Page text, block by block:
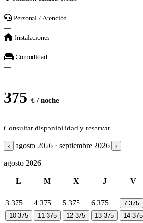
—
Personal / Atención
—
Instalaciones
—
Comodidad
—
375 € / noche
Consultar disponibilidad y reservar
‹ agosto 2026 · septiembre 2026 ›
agosto 2026
L M X J V
3 375 4 375 5 375 6 375 7 375
10 375 11 375 12 375 13 375 14 375